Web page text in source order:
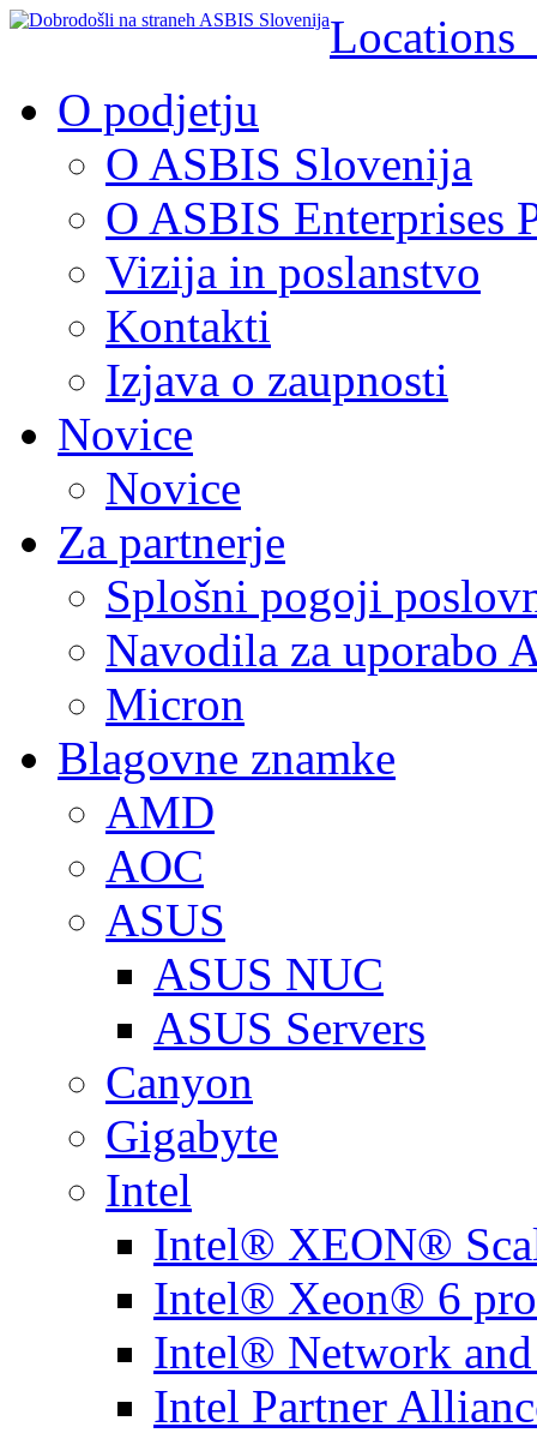
O podjetju
O ASBIS Slovenija
O ASBIS Enterprises
Vizija in poslanstvo
Kontakti
Izjava o zaupnosti
Novice
Novice
Za partnerje
Splošni pogoji
Navodila za uporabo
Micron
Blagovne znamke
AMD
AOC
ASUS
ASUS NUC
ASUS Servers
Canyon
Gigabyte
Intel
Intel® XEON®
Intel® Xeon® 6
Intel® Network
Intel Partner